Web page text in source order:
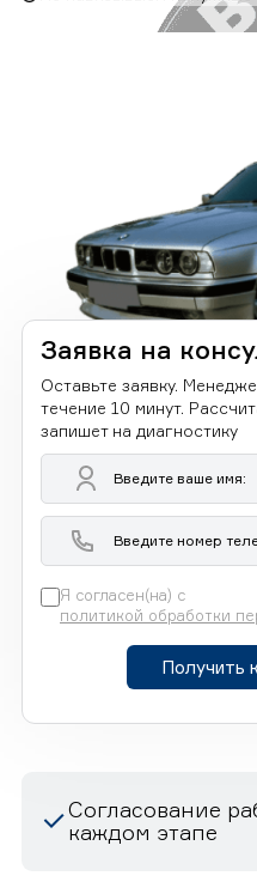
Заявка на
Оставьте заявку.
течение 10 минут.
запишет на диагностику
Я согласен(на) с
политикой обработки
Получить
Согласование
каждом этапе